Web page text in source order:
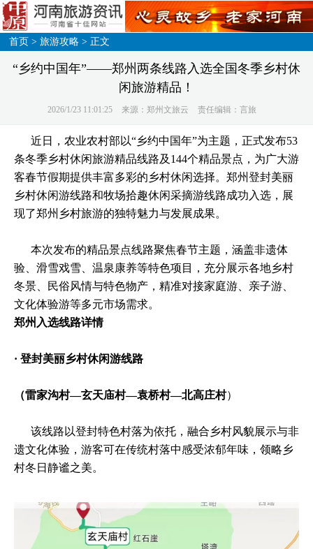
首页 >旅游攻略 > 正文
“乡约中国年”——郑州两条线路入选全国冬季乡村休
闲旅游精品！
2026/1/23 11:01:25 来源：郑州文旅云 责任编辑：言旅
近日，农业农村部以“乡约中国年”为主题，正式发布53
条冬季乡村休闲旅游精品线路及144个精品景点，为广大游
客春节假期提供丰富多彩的乡村休闲选择。郑州登封美丽
乡村休闲游线路和牧场拾趣休闲采摘游线路成功入选，展
现了郑州乡村旅游的独特魅力与发展成果。
本次发布的精品景点线路聚焦春节主题，涵盖非遗体
验、滑雪戏雪、温泉康养等特色项目，充分展示各地乡村
冬景、民俗风情与特色物产，精准对接家庭游、亲子游、
文化体验游等多元市场需求。
郑州入选线路详情
· 登封美丽乡村休闲游线路
（雷家沟村—玄天庙村—袁桥村—北高庄村）
该线路以登封特色村落为依托，融合乡村风貌展示与非
遗文化体验，游客可在传统村落中感受浓郁年味，领略乡
村冬日静谧之美。